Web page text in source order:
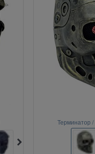
Терминатор /